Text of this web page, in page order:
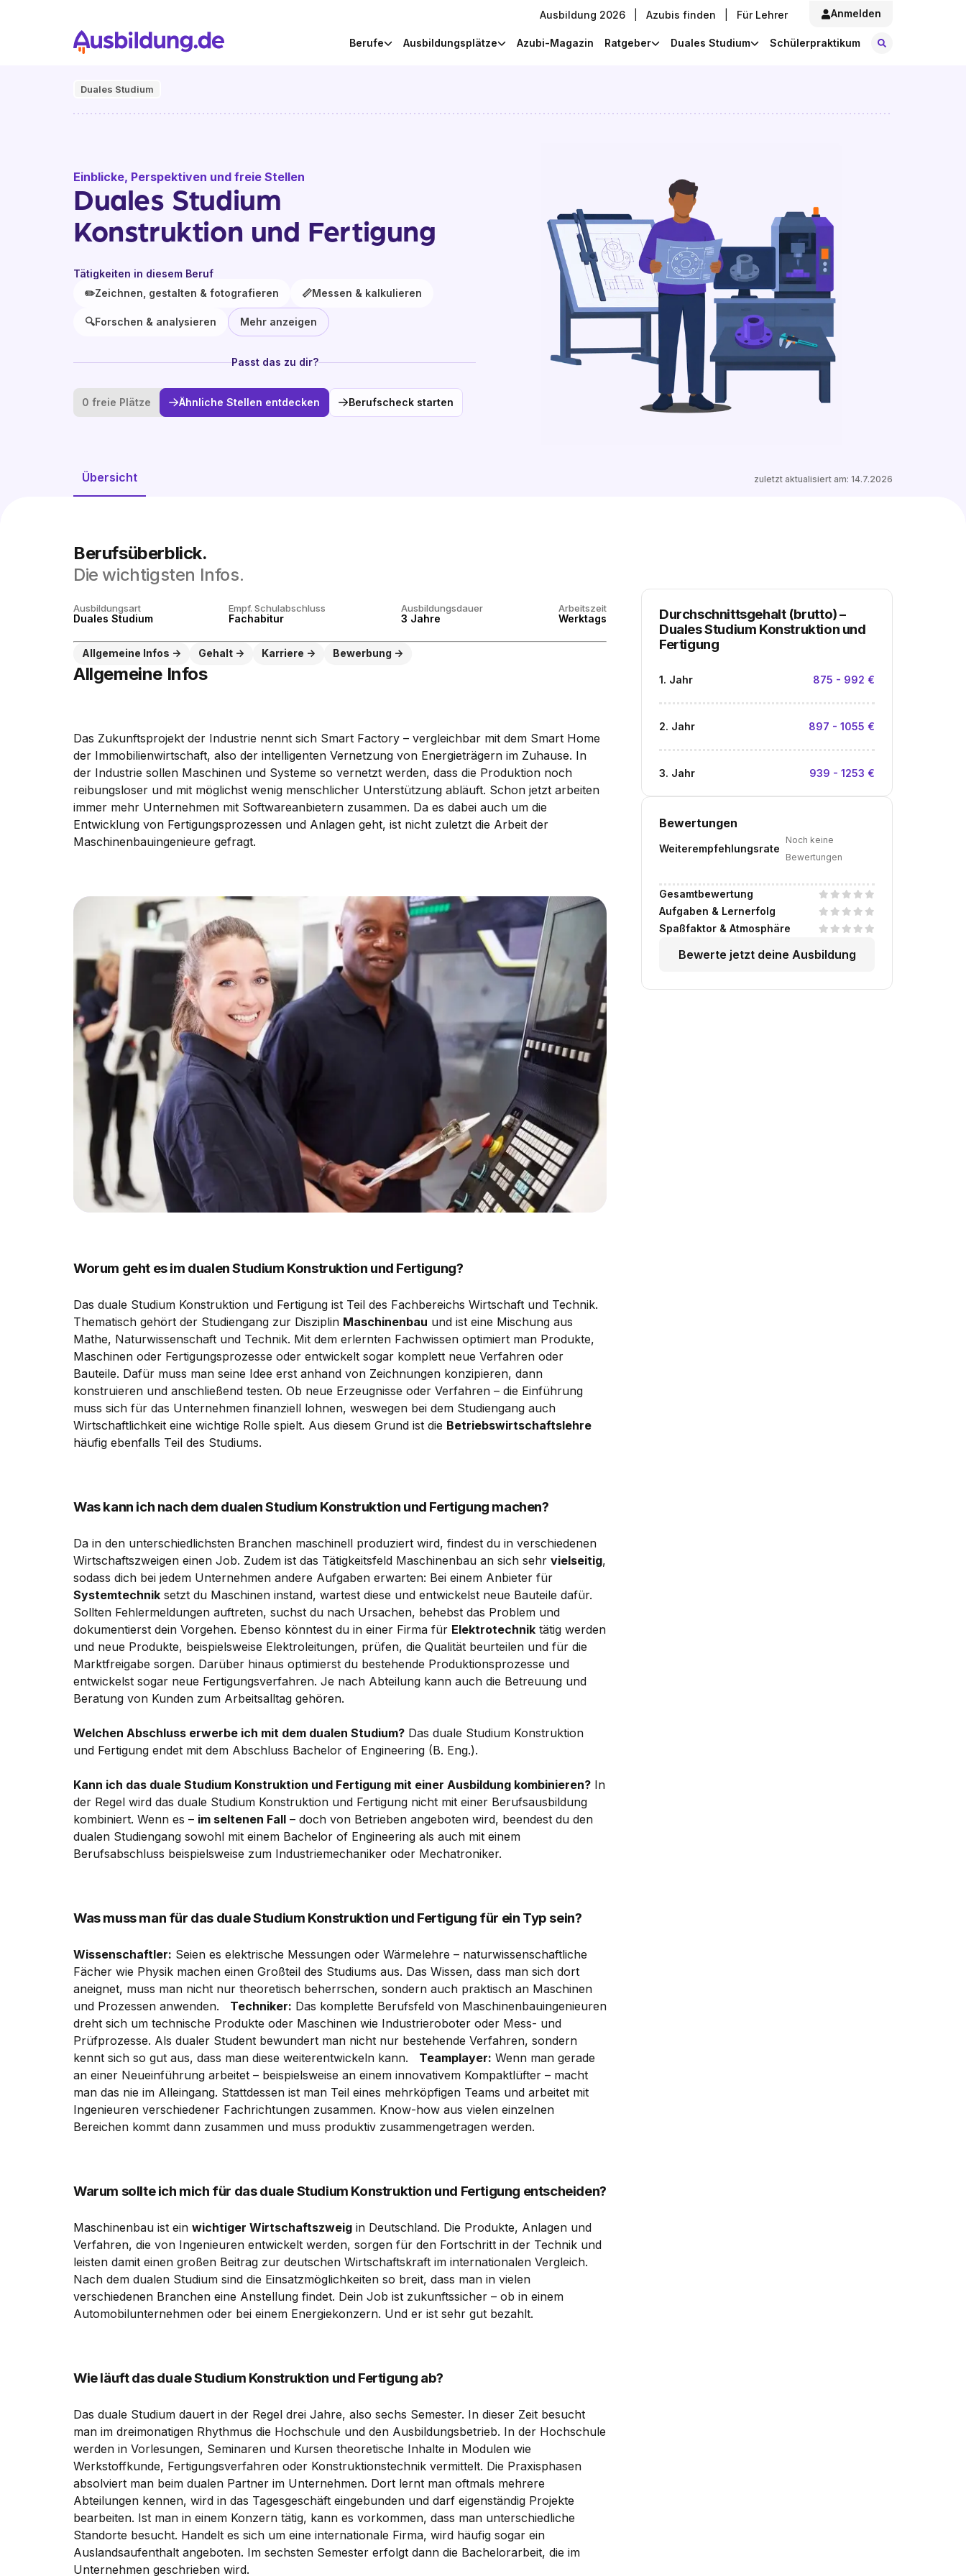
Ausbildung 2026 Azubis finden Für Lehrer Anmelden
Berufe Ausbildungsplätze Azubi-Magazin Ratgeber Duales Studium Schülerpraktikum
Duales Studium
Einblicke, Perspektiven und freie Stellen
Duales Studium
Konstruktion und Fertigung
Tätigkeiten in diesem Beruf
✏️Zeichnen, gestalten & fotografieren 📏Messen & kalkulieren
🔍Forschen & analysieren Mehr anzeigen
Passt das zu dir?
0 freie Plätze Ähnliche Stellen entdecken Berufscheck starten
Übersicht zuletzt aktualisiert am: 14.7.2026
Berufsüberblick.
Die wichtigsten Infos.
Ausbildungsart
Duales Studium
Empf. Schulabschluss
Fachabitur
Ausbildungsdauer
3 Jahre
Arbeitszeit
Werktags
Allgemeine Infos Gehalt Karriere Bewerbung
Allgemeine Infos
Das Zukunftsprojekt der Industrie nennt sich Smart Factory – vergleichbar mit dem Smart Home
der Immobilienwirtschaft, also der intelligenten Vernetzung von Energieträgern im Zuhause. In
der Industrie sollen Maschinen und Systeme so vernetzt werden, dass die Produktion noch
reibungsloser und mit möglichst wenig menschlicher Unterstützung abläuft. Schon jetzt arbeiten
immer mehr Unternehmen mit Softwareanbietern zusammen. Da es dabei auch um die
Entwicklung von Fertigungsprozessen und Anlagen geht, ist nicht zuletzt die Arbeit der
Maschinenbauingenieure gefragt.
Worum geht es im dualen Studium Konstruktion und Fertigung?
Das duale Studium Konstruktion und Fertigung ist Teil des Fachbereichs Wirtschaft und Technik.
Thematisch gehört der Studiengang zur Disziplin Maschinenbau und ist eine Mischung aus
Mathe, Naturwissenschaft und Technik. Mit dem erlernten Fachwissen optimiert man Produkte,
Maschinen oder Fertigungsprozesse oder entwickelt sogar komplett neue Verfahren oder
Bauteile. Dafür muss man seine Idee erst anhand von Zeichnungen konzipieren, dann
konstruieren und anschließend testen. Ob neue Erzeugnisse oder Verfahren – die Einführung
muss sich für das Unternehmen finanziell lohnen, weswegen bei dem Studiengang auch
Wirtschaftlichkeit eine wichtige Rolle spielt. Aus diesem Grund ist die Betriebswirtschaftslehre
häufig ebenfalls Teil des Studiums.
Was kann ich nach dem dualen Studium Konstruktion und Fertigung machen?
Da in den unterschiedlichsten Branchen maschinell produziert wird, findest du in verschiedenen
Wirtschaftszweigen einen Job. Zudem ist das Tätigkeitsfeld Maschinenbau an sich sehr vielseitig,
sodass dich bei jedem Unternehmen andere Aufgaben erwarten: Bei einem Anbieter für
Systemtechnik setzt du Maschinen instand, wartest diese und entwickelst neue Bauteile dafür.
Sollten Fehlermeldungen auftreten, suchst du nach Ursachen, behebst das Problem und
dokumentierst dein Vorgehen. Ebenso könntest du in einer Firma für Elektrotechnik tätig werden
und neue Produkte, beispielsweise Elektroleitungen, prüfen, die Qualität beurteilen und für die
Marktfreigabe sorgen. Darüber hinaus optimierst du bestehende Produktionsprozesse und
entwickelst sogar neue Fertigungsverfahren. Je nach Abteilung kann auch die Betreuung und
Beratung von Kunden zum Arbeitsalltag gehören.
Welchen Abschluss erwerbe ich mit dem dualen Studium? Das duale Studium Konstruktion
und Fertigung endet mit dem Abschluss Bachelor of Engineering (B. Eng.).
Kann ich das duale Studium Konstruktion und Fertigung mit einer Ausbildung kombinieren? In
der Regel wird das duale Studium Konstruktion und Fertigung nicht mit einer Berufsausbildung
kombiniert. Wenn es – im seltenen Fall – doch von Betrieben angeboten wird, beendest du den
dualen Studiengang sowohl mit einem Bachelor of Engineering als auch mit einem
Berufsabschluss beispielsweise zum Industriemechaniker oder Mechatroniker.
Was muss man für das duale Studium Konstruktion und Fertigung für ein Typ sein?
Wissenschaftler: Seien es elektrische Messungen oder Wärmelehre – naturwissenschaftliche
Fächer wie Physik machen einen Großteil des Studiums aus. Das Wissen, dass man sich dort
aneignet, muss man nicht nur theoretisch beherrschen, sondern auch praktisch an Maschinen
und Prozessen anwenden. Techniker: Das komplette Berufsfeld von Maschinenbauingenieuren
dreht sich um technische Produkte oder Maschinen wie Industrieroboter oder Mess- und
Prüfprozesse. Als dualer Student bewundert man nicht nur bestehende Verfahren, sondern
kennt sich so gut aus, dass man diese weiterentwickeln kann. Teamplayer: Wenn man gerade
an einer Neueinführung arbeitet – beispielsweise an einem innovativem Kompaktlüfter – macht
man das nie im Alleingang. Stattdessen ist man Teil eines mehrköpfigen Teams und arbeitet mit
Ingenieuren verschiedener Fachrichtungen zusammen. Know-how aus vielen einzelnen
Bereichen kommt dann zusammen und muss produktiv zusammengetragen werden.
Warum sollte ich mich für das duale Studium Konstruktion und Fertigung entscheiden?
Maschinenbau ist ein wichtiger Wirtschaftszweig in Deutschland. Die Produkte, Anlagen und
Verfahren, die von Ingenieuren entwickelt werden, sorgen für den Fortschritt in der Technik und
leisten damit einen großen Beitrag zur deutschen Wirtschaftskraft im internationalen Vergleich.
Nach dem dualen Studium sind die Einsatzmöglichkeiten so breit, dass man in vielen
verschiedenen Branchen eine Anstellung findet. Dein Job ist zukunftssicher – ob in einem
Automobilunternehmen oder bei einem Energiekonzern. Und er ist sehr gut bezahlt.
Wie läuft das duale Studium Konstruktion und Fertigung ab?
Das duale Studium dauert in der Regel drei Jahre, also sechs Semester. In dieser Zeit besucht
man im dreimonatigen Rhythmus die Hochschule und den Ausbildungsbetrieb. In der Hochschule
werden in Vorlesungen, Seminaren und Kursen theoretische Inhalte in Modulen wie
Werkstoffkunde, Fertigungsverfahren oder Konstruktionstechnik vermittelt. Die Praxisphasen
absolviert man beim dualen Partner im Unternehmen. Dort lernt man oftmals mehrere
Abteilungen kennen, wird in das Tagesgeschäft eingebunden und darf eigenständig Projekte
bearbeiten. Ist man in einem Konzern tätig, kann es vorkommen, dass man unterschiedliche
Standorte besucht. Handelt es sich um eine internationale Firma, wird häufig sogar ein
Auslandsaufenthalt angeboten. Im sechsten Semester erfolgt dann die Bachelorarbeit, die im
Unternehmen geschrieben wird.
Durchschnittsgehalt (brutto)–
Duales Studium Konstruktion und
Fertigung
1. Jahr 875 - 992 €
2. Jahr 897 - 1055 €
3. Jahr 939 - 1253 €
Bewertungen
Weiterempfehlungsrate
Noch keine
Bewertungen
Gesamtbewertung
Aufgaben & Lernerfolg
Spaßfaktor & Atmosphäre
Bewerte jetzt deine Ausbildung